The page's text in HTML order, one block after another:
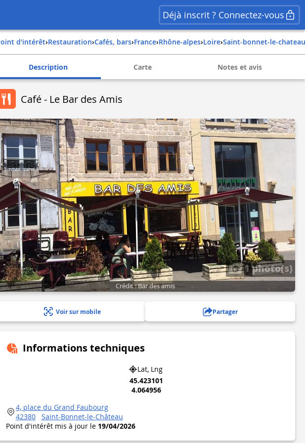
Déjà inscrit ? Connectez-vous
Point d'intérêt› Restauration› Cafés, bars› france› rhône-alpes› loire› saint-bonnet-le-chateau
Description Carte Notes et avis
Café - Le Bar des Amis
1 photo(s)
Crédit : Bar des amis
Voir sur mobile Partager
Informations techniques
Lat, Lng
45.423101
4.064956
4, place du Grand Faubourg
42380
Saint-Bonnet-le-Château
Point d'intérêt mis à jour le 19/04/2026